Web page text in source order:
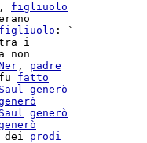
, figliuolo
figliuolo : `
tra i
non
, padre
fatto
Saul generò
Saul generò
dei prodi